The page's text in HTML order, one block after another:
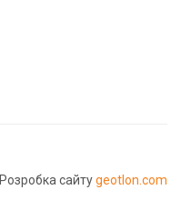
Розробка сайтуgeotlon.com